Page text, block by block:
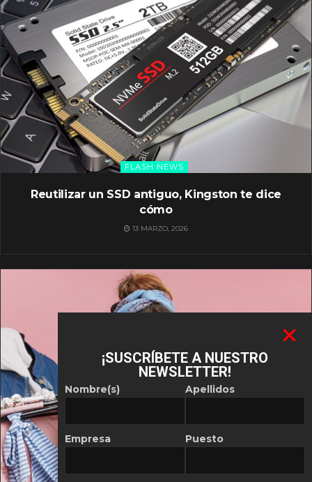
FLASH NEWS
Reutilizar un SSD antiguo, Kingston te dice
cómo
13 MARZO, 2026
¡SUSCRÍBETE A NUESTRO
NEWSLETTER!
Nombre(s)
Empresa
Apellidos
Puesto